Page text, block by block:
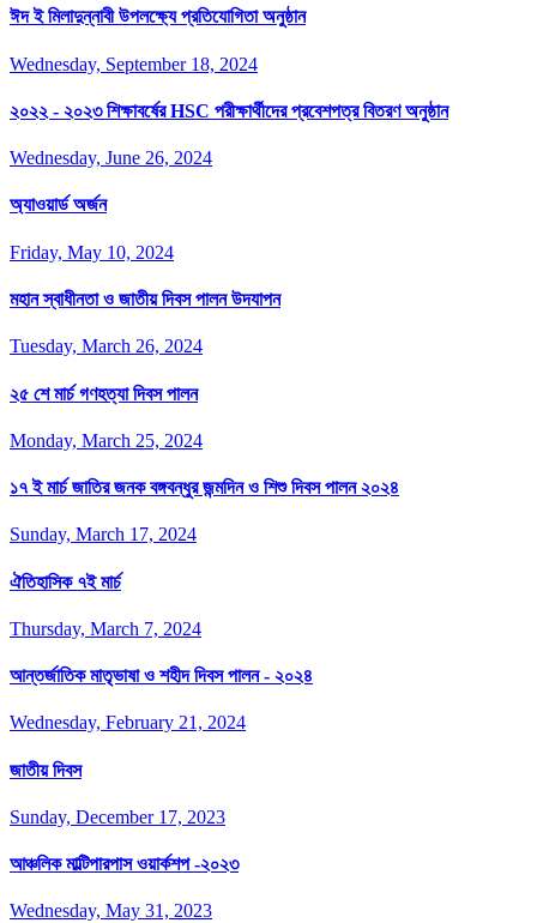
ঈদ ই মিলাদুন্নাবী উপলক্ষ্যে প্রতিযোগিতা অনুষ্ঠান
Wednesday, September 18, 2024
২০২২ - ২০২৩ শিক্ষাবর্ষের HSC পরীক্ষার্থীদের প্রবেশপত্র বিতরণ অনুষ্ঠান
Wednesday, June 26, 2024
অ্যাওয়ার্ড অর্জন
Friday, May 10, 2024
মহান স্বাধীনতা ও জাতীয় দিবস পালন উদযাপন
Tuesday, March 26, 2024
২৫ শে মার্চ গণহত্যা দিবস পালন
Monday, March 25, 2024
১৭ ই মার্চ জাতির জনক বঙ্গবন্ধুর জন্মদিন ও শিশু দিবস পালন ২০২৪
Sunday, March 17, 2024
ঐতিহাসিক ৭ই মার্চ
Thursday, March 7, 2024
আন্তর্জাতিক মাতৃভাষা ও শহীদ দিবস পালন - ২০২৪
Wednesday, February 21, 2024
জাতীয় দিবস
Sunday, December 17, 2023
আঞ্চলিক মাল্টিপারপাস ওয়ার্কশপ -২০২৩
Wednesday, May 31, 2023